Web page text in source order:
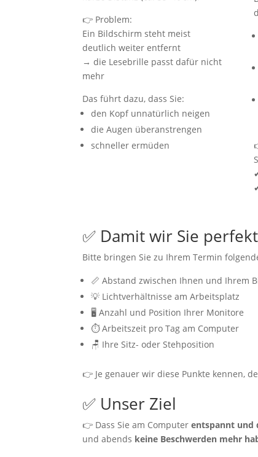
👉 Problem:
Ein Bildschirm steht meist
deutlich weiter entfernt
→ die Lesebrille passt dafür nicht
mehr
Das führt dazu, dass Sie:
den Kopf unnatürlich neigen
die Augen überanstrengen
schneller ermüden
✅ Damit wir Sie
Bitte bringen Sie zu Ihrem Termin
📏 Abstand zwischen Ihnen und Ihrem
💡 Lichtverhältnisse am Arbeitsplatz
🖥 Anzahl und Position Ihrer Monitore
⏱ Arbeitszeit pro Tag am Computer
🪑 Ihre Sitz- oder Stehposition
👉 Je genauer wir diese Punkte kennen,
✅ Unser Ziel
👉 Dass Sie am Computerentspannt und
und abends keine Beschwerden mehr